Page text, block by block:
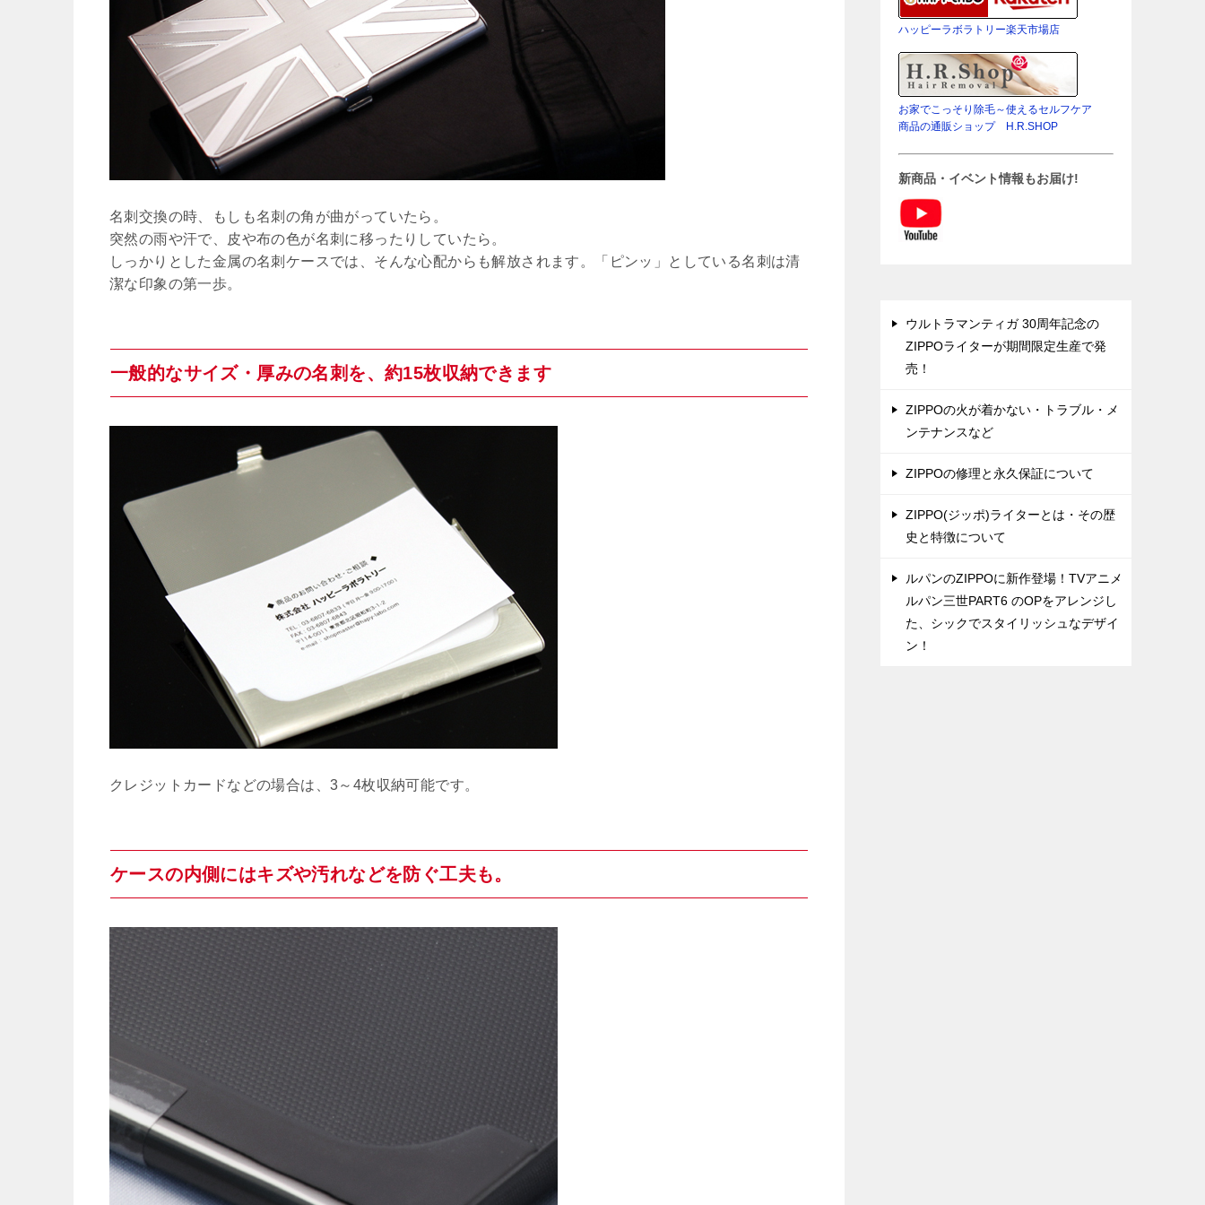
名刺交換の時、もしも名刺の角が曲がっていたら。
突然の雨や汗で、皮や布の色が名刺に移ったりしていたら。
しっかりとした金属の名刺ケースでは、そんな心配からも解放されます。「ピンッ」としている名刺は清
潔な印象の第一歩。
一般的なサイズ・厚みの名刺を、約15枚収納できます
クレジットカードなどの場合は、3～4枚収納可能です。
ケースの内側にはキズや汚れなどを防ぐ工夫も。
ハッピーラボラトリー楽天市場店
お家でこっそり除毛～使えるセルフケア
商品の通販ショップ H.R.SHOP
新商品・イベント情報もお届け!
ウルトラマンティガ 30周年記念の
ZIPPOライターが期間限定生産で発
売！
ZIPPOの火が着かない・トラブル・メ
ンテナンスなど
ZIPPOの修理と永久保証について
ZIPPO(ジッポ)ライターとは・その歴
史と特徴について
ルパンのZIPPOに新作登場！TVアニメ
ルパン三世PART6 のOPをアレンジし
た、シックでスタイリッシュなデザイ
ン！